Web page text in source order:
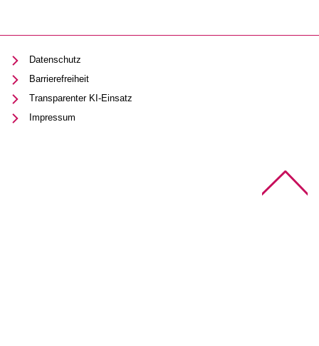
Datenschutz
Barrierefreiheit
Transparenter KI-Einsatz
Impressum